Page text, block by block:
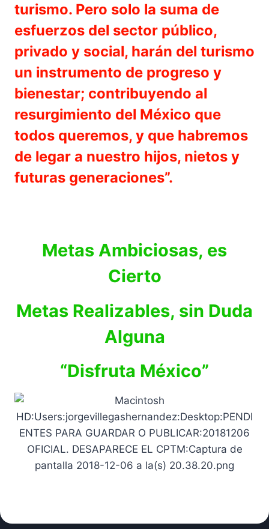
turismo. Pero solo la suma de
esfuerzos del sector público,
privado y social, harán del turismo
un instrumento de progreso y
bienestar; contribuyendo al
resurgimiento del México que
todos queremos, y que habremos
de legar a nuestro hijos, nietos y
futuras generaciones”.
Metas Ambiciosas, es
Cierto
Metas Realizables, sin Duda
Alguna
“Disfruta México”